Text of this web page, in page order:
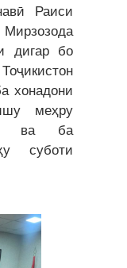
Раиси
дигар бо
хонадони
меҳру
ва ба
суботи